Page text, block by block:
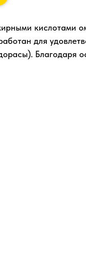
кислотами
для
Благодаря